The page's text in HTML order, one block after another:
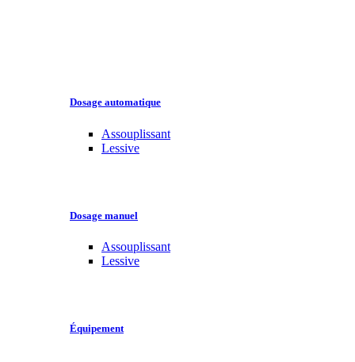
Dosage automatique
Assouplissant
Lessive
Dosage manuel
Assouplissant
Lessive
Équipement